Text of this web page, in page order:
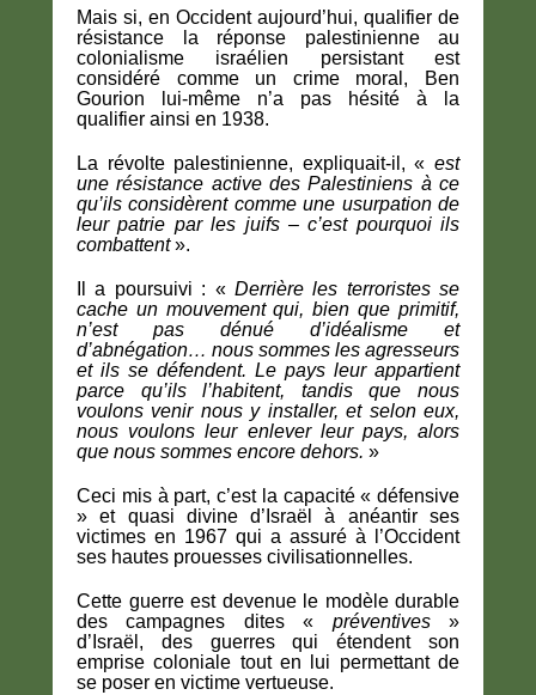
Mais si, en Occident aujourd’hui, qualifier de
résistance la réponse palestinienne au
colonialisme israélien persistant est
considéré comme un crime moral, Ben
Gourion lui-même n’a pas hésité à la
qualifier ainsi en 1938.
La révolte palestinienne, expliquait-il, « est
une résistance active des Palestiniens à ce
qu’ils considèrent comme une usurpation de
leur patrie par les juifs – c’est pourquoi ils
combattent».
Il a poursuivi : « Derrière les terroristes se
cache un mouvement qui, bien que primitif,
n’est pas dénué d’idéalisme et
d’abnégation… nous sommes les agresseurs
et ils se défendent. Le pays leur appartient
parce qu’ils l’habitent, tandis que nous
voulons venir nous y installer, et selon eux,
nous voulons leur enlever leur pays, alors
que nous sommes encore dehors. »
Ceci mis à part, c’est la capacité « défensive
» et quasi divine d’Israël à anéantir ses
victimes en 1967 qui a assuré à l’Occident
ses hautes prouesses civilisationnelles.
Cette guerre est devenue le modèle durable
des campagnes dites « préventives»
d’Israël, des guerres qui étendent son
emprise coloniale tout en lui permettant de
se poser en victime vertueuse.